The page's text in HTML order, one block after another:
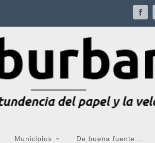
Municipios De buena fuente...